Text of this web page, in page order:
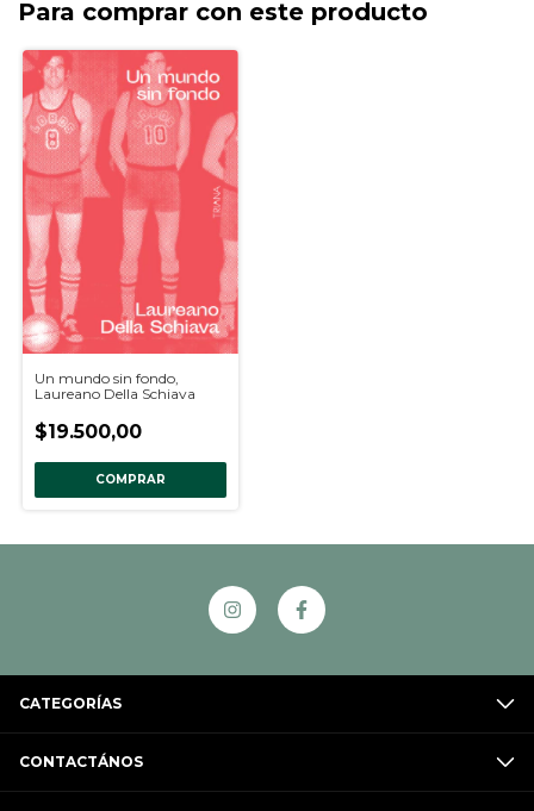
Para comprar con este producto
Un mundo sin fondo,
Laureano Della Schiava
$19.500,00
COMPRAR
CATEGORÍAS
CONTACTÁNOS